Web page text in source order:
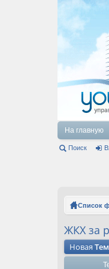
На главную
Поиск
Список
ЖКХ за
Новая